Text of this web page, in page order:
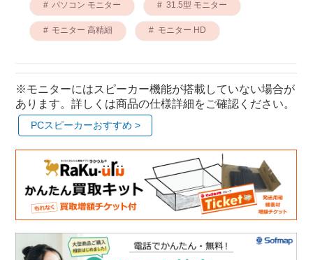
パソコン モニター 31.5型 モニター
モニター 高精細 モニター HD
※モニターにはスピーカー機能が搭載していない場合が
あります。詳しくは商品の仕様詳細をご確認ください。
PCスピーカーおすすめ >